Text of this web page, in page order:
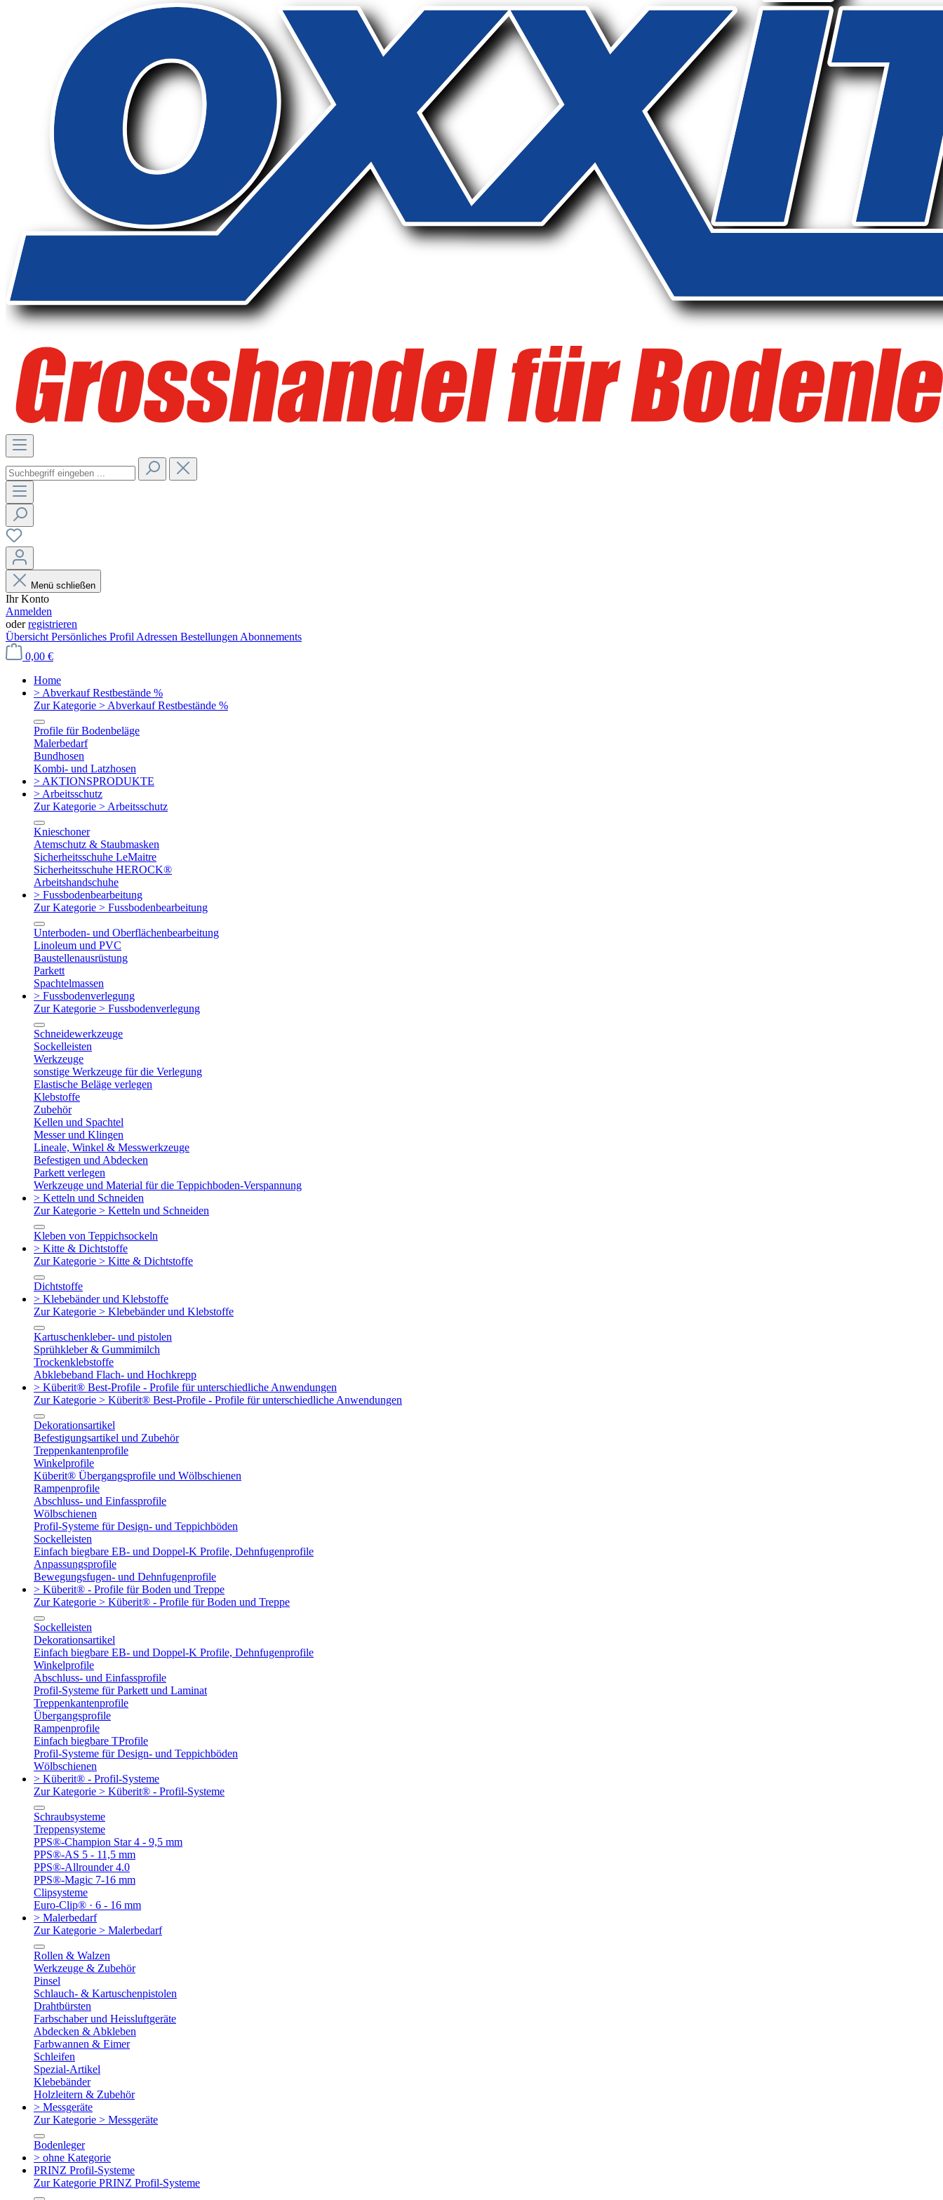
Menü schließen
Ihr Konto
Anmelden
oderregistrieren
Übersicht Persönliches Profil Adressen Bestellungen Abonnements
0,00 €
Home
> Abverkauf Restbestände %
Zur Kategorie > Abverkauf Restbestände %
Profile für Bodenbeläge
Malerbedarf
Bundhosen
Kombi- und Latzhosen
> AKTIONSPRODUKTE
> Arbeitsschutz
Zur Kategorie > Arbeitsschutz
Knieschoner
Atemschutz & Staubmasken
Sicherheitsschuhe LeMaitre
Sicherheitsschuhe HEROCK®
Arbeitshandschuhe
> Fussbodenbearbeitung
Zur Kategorie > Fussbodenbearbeitung
Unterboden- und Oberflächenbearbeitung
Linoleum und PVC
Baustellenausrüstung
Parkett
Spachtelmassen
> Fussbodenverlegung
Zur Kategorie > Fussbodenverlegung
Schneidewerkzeuge
Sockelleisten
Werkzeuge
sonstige Werkzeuge für die Verlegung
Elastische Beläge verlegen
Klebstoffe
Zubehör
Kellen und Spachtel
Messer und Klingen
Lineale, Winkel & Messwerkzeuge
Befestigen und Abdecken
Parkett verlegen
Werkzeuge und Material für die Teppichboden-Verspannung
> Ketteln und Schneiden
Zur Kategorie > Ketteln und Schneiden
Kleben von Teppichsockeln
> Kitte & Dichtstoffe
Zur Kategorie > Kitte & Dichtstoffe
Dichtstoffe
> Klebebänder und Klebstoffe
Zur Kategorie > Klebebänder und Klebstoffe
Kartuschenkleber- und pistolen
Sprühkleber & Gummimilch
Trockenklebstoffe
Abklebeband Flach- und Hochkrepp
> Küberit® Best-Profile - Profile für unterschiedliche Anwendungen
Zur Kategorie > Küberit® Best-Profile - Profile für unterschiedliche Anwendungen
Dekorationsartikel
Befestigungsartikel und Zubehör
Treppenkantenprofile
Winkelprofile
Küberit® Übergangsprofile und Wölbschienen
Rampenprofile
Abschluss- und Einfassprofile
Wölbschienen
Profil-Systeme für Design- und Teppichböden
Sockelleisten
Einfach biegbare EB- und Doppel-K Profile, Dehnfugenprofile
Anpassungsprofile
Bewegungsfugen- und Dehnfugenprofile
> Küberit® - Profile für Boden und Treppe
Zur Kategorie > Küberit® - Profile für Boden und Treppe
Sockelleisten
Dekorationsartikel
Einfach biegbare EB- und Doppel-K Profile, Dehnfugenprofile
Winkelprofile
Abschluss- und Einfassprofile
Profil-Systeme für Parkett und Laminat
Treppenkantenprofile
Übergangsprofile
Rampenprofile
Einfach biegbare TProfile
Profil-Systeme für Design- und Teppichböden
Wölbschienen
> Küberit® - Profil-Systeme
Zur Kategorie > Küberit® - Profil-Systeme
Schraubsysteme
Treppensysteme
PPS®-Champion Star 4 - 9,5 mm
PPS®-AS 5 - 11,5 mm
PPS®-Allrounder 4.0
PPS®-Magic 7-16 mm
Clipsysteme
Euro-Clip® · 6 - 16 mm
> Malerbedarf
Zur Kategorie > Malerbedarf
Rollen & Walzen
Werkzeuge & Zubehör
Pinsel
Schlauch- & Kartuschenpistolen
Drahtbürsten
Farbschaber und Heissluftgeräte
Abdecken & Abkleben
Farbwannen & Eimer
Schleifen
Spezial-Artikel
Klebebänder
Holzleitern & Zubehör
> Messgeräte
Zur Kategorie > Messgeräte
Bodenleger
> ohne Kategorie
PRINZ Profil-Systeme
Zur Kategorie PRINZ Profil-Systeme